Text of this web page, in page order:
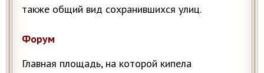
также общий вид сохранившихся улиц.
Форум
Главная площадь, на которой кипела